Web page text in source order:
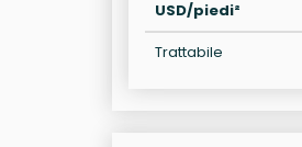
USD/piedi²
Trattabile